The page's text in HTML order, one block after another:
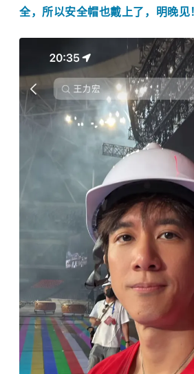
全，所以安全帽也戴上了，明晚见